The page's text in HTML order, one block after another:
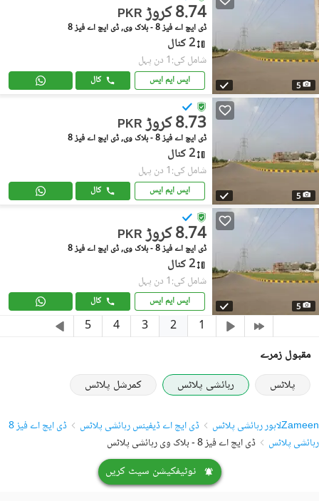
5
PKR 8.74 کروڑ
ڈی ایچ اے فیز 8 - بلاک وی, ڈی ایچ اے فیز 8
2 کنال
شامل کی:1 دن پہل
ایس ایم ایس کال
5
PKR 8.73 کروڑ
ڈی ایچ اے فیز 8 - بلاک وی, ڈی ایچ اے فیز 8
2 کنال
شامل کی:1 دن پہل
ایس ایم ایس کال
5
PKR 8.74 کروڑ
ڈی ایچ اے فیز 8 - بلاک وی, ڈی ایچ اے فیز 8
2 کنال
شامل کی:1 دن پہل
ایس ایم ایس کال
1
2
3
4
5
مقبول زمرے
پلاٹس
رہائشی پلاٹس کمرشل پلاٹس
Zameenلاہور رہائشی پلاٹس ڈی ایچ اے ڈیفینس رہائشی پلاٹس
ڈی ایچ اے فیز 8
رہائشی پلاٹس
ڈی ایچ اے فیز 8 - بلاک وی رہائشی پلاٹس
نوٹیفکیشن سیٹ کریں